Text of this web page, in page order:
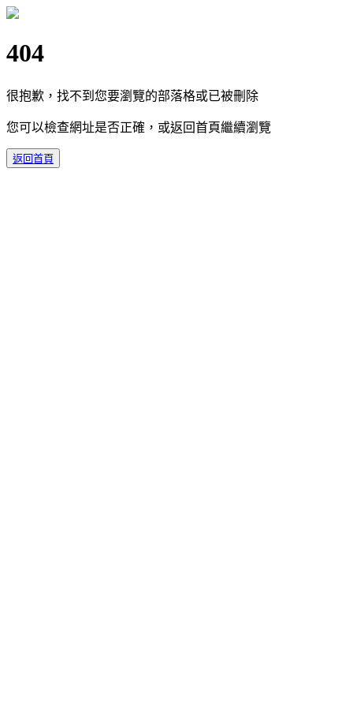
404
很抱歉，找不到您要瀏覽的部落格或已被刪除
您可以檢查網址是否正確，或返回首頁繼續瀏覽
返回首頁